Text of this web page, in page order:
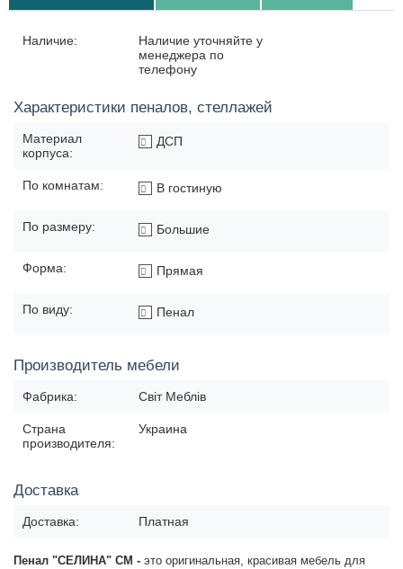
Наличие:
Наличие уточняйте у
менеджера по
телефону
Характеристики пеналов, стеллажей
Материал
корпуса:
ДСП
По комнатам: В гостиную
По размеру: Большие
Форма: Прямая
По виду: Пенал
Производитель мебели
Фабрика: Світ Меблів
Страна
производителя:
Украина
Доставка
Доставка: Платная
Пенал "СЕЛИНА" СМ - это оригинальная, красивая мебель для